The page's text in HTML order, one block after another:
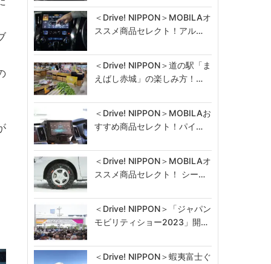
＜Drive! NIPPON＞MOBILAオ
ススメ商品セレクト！アル…
＜Drive! NIPPON＞道の駅「ま
えばし赤城」の楽しみ方！…
＜Drive! NIPPON＞MOBILAお
すすめ商品セレクト！パイ…
＜Drive! NIPPON＞MOBILAオ
ススメ商品セレクト！ シー…
＜Drive! NIPPON＞「ジャパン
モビリティショー2023」開…
＜Drive! NIPPON＞蝦夷富士ぐ